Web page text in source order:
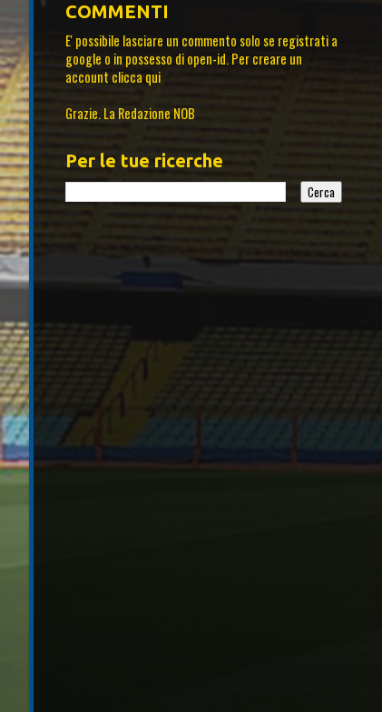
COMMENTI
E' possibile lasciare un commento solo se registrati a
google o in possesso di open-id. Per creare un
account clicca qui
Grazie. La Redazione NOB
Per le tue ricerche